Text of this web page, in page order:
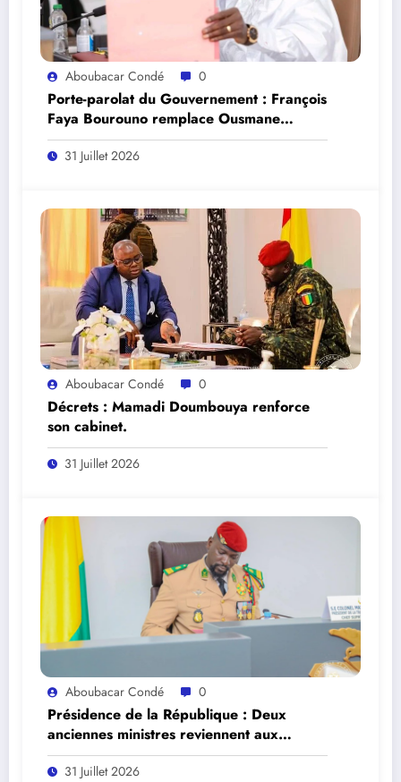
Aboubacar Condé 0
Porte-parolat du Gouvernement : François
Faya Bourouno remplace Ousmane
Gaoual Diallo.
31 Juillet 2026
Aboubacar Condé 0
Décrets : Mamadi Doumbouya renforce
son cabinet.
31 Juillet 2026
Aboubacar Condé 0
Présidence de la République : Deux
anciennes ministres reviennent aux
affaires.
31 Juillet 2026